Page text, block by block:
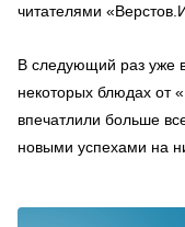
читателями
В следующий раз уже
некоторых блюдах от
впечатлили больше
новыми успехами на